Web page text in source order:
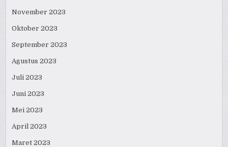
November 2023
Oktober 2023
September 2023
Agustus 2023
Juli 2023
Juni 2023
Mei 2023
April 2023
Maret 2023